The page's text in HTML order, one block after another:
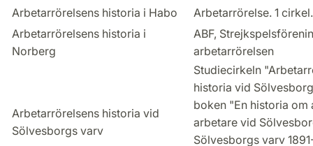
Arbetarrörelsens historia i Habo
Arbetarrörelse. 1 cirkel.
Arbetarrörelsens historia i
Norberg
ABF,
arbetarrörelsen
Arbetarrörelsens historia vid
Sölvesborgs varv
Studiecirkeln
historia vid
boken "En historia om
arbetare vid
Sölvesborgs varv